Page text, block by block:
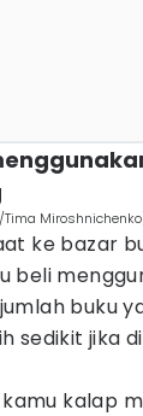
ke bazar
beli
buku
sedikit jika
kalap